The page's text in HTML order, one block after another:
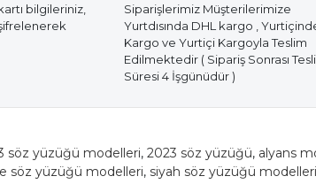
bilgileriniz,
Siparişlerimiz Müşterilerimize
Yurtdısında DHL kargo ,
Kargo ve Yurtiçi Kargoyla Teslim
Edilmektedir ( Sipariş Sonrası
Süresi 4 İşgünüdür )
söz yüzüğü modelleri, 2023 söz yüzüğü, alyans
söz yüzüğü modelleri, siyah söz yüzüğü modelleri